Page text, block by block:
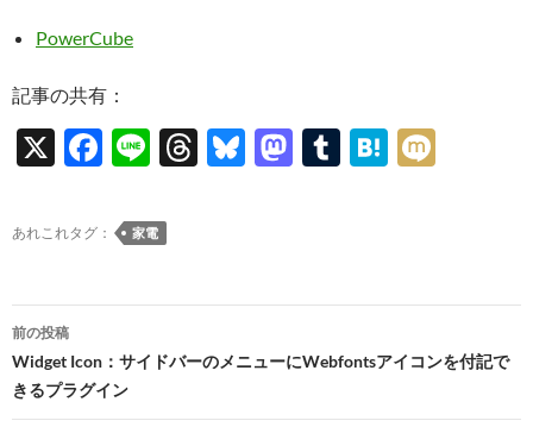
PowerCube
記事の共有：
X
F
e
b
o
k
Li
e
T
ds
Bl
y
M
o
T
r
H
a
あれこれタグ： 家電
投
稿
ナ
前の投稿
Widget Icon：サイドバーのメニューにWebfontsアイコンを付記で
きるプラグイン